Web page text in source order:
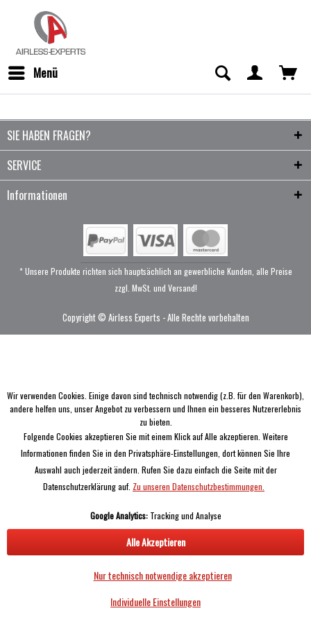
Menü
SIE HABEN FRAGEN?
SERVICE
Informationen
* Unsere Produkte richten sich hauptsächlich an gewerbliche Kunden, alle Preise
zzgl. MwSt. und Versand!
Copyright © Airless Experts - Alle Rechte vorbehalten
Wir verwenden Cookies. Einige davon sind technisch notwendig (z.B. für den Warenkorb),
andere helfen uns, unser Angebot zu verbessern und Ihnen ein besseres Nutzererlebnis
zu bieten.
Folgende Cookies akzeptieren Sie mit einem Klick auf Alle akzeptieren. Weitere
Informationen finden Sie in den Privatsphäre-Einstellungen, dort können Sie Ihre
Auswahl auch jederzeit ändern. Rufen Sie dazu einfach die Seite mit der
Datenschutzerklärung auf. Zu unseren Datenschutzbestimmungen.
Google Analytics:Tracking und Analyse
Individuelle Einstellungen
Nur technisch notwendige akzeptieren
Alle Akzeptieren